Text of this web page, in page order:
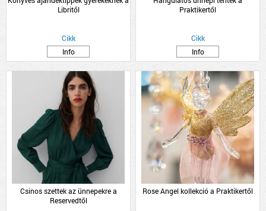
Libritől
Cikk
Info
Praktikertől
Cikk
Info
Csinos szettek az ünnepekre a
Reservedtől
Rose Angel kollekció a Praktikertől